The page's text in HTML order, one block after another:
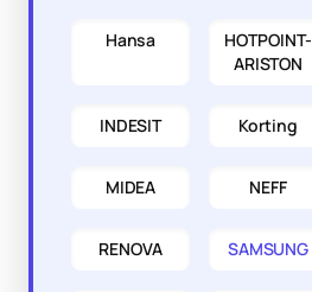
Hansa
HOTPOINT-
ARISTON
INDESIT Korting
MIDEA NEFF
RENOVA SAMSUNG